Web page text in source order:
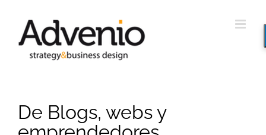
contenido
De Blogs, webs y